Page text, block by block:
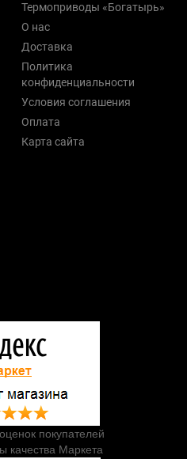
Термоприводы «Богатырь»
О нас
Доставка
Политика
конфиденциальности
Условия соглашения
Оплата
Карта сайта
покупателей
качества Маркета